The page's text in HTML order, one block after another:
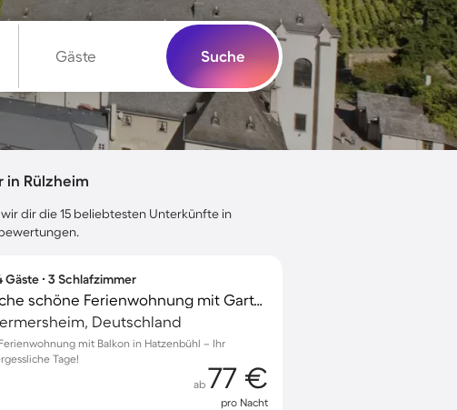
Gäste Suche
in Rülzheim
dir die 15 beliebtesten Unterkünfte in
Gäste ∙ 3 Schlafzimmer
Kinderfreundliche schöne Ferienwohnung mit Garten | Gartenblick
Deutschland
mit Balkon in Hatzenbühl – Ihr
Tage!
ab 77 €
pro Nacht